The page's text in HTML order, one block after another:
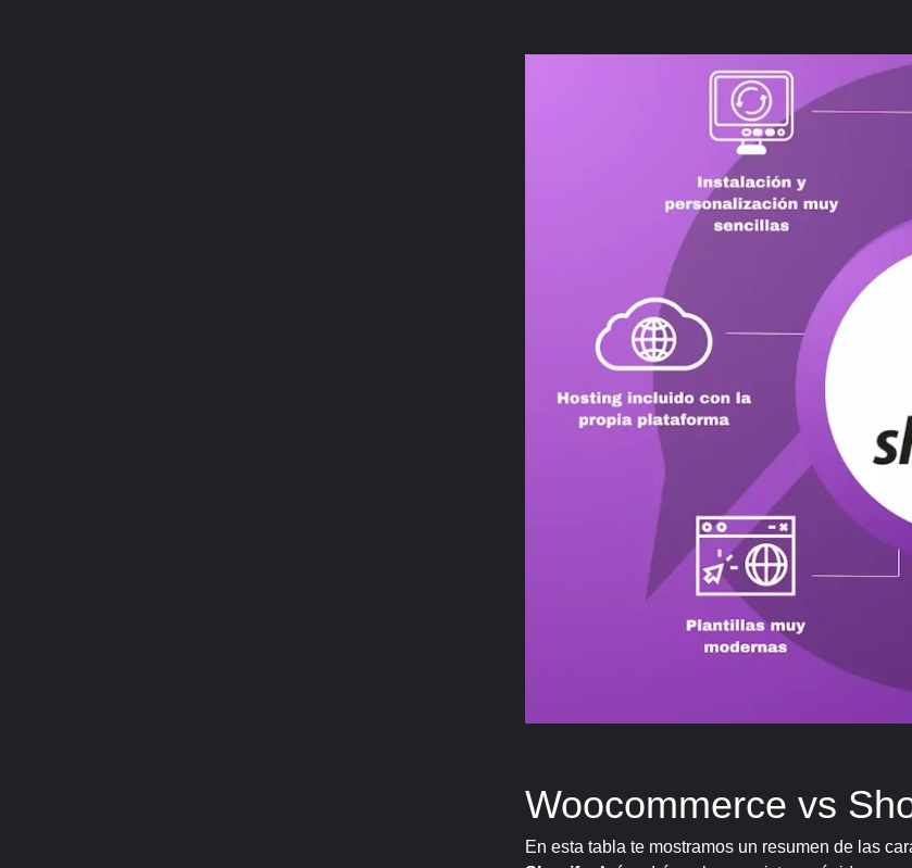
Woocommerce vs
En esta tabla te mostramos un resumen de las